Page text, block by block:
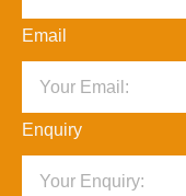
Email
Enquiry